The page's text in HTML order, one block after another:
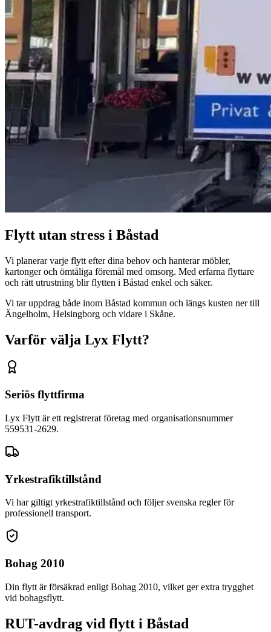
Flytt utan stress i Båstad
Vi planerar varje flytt efter dina behov och hanterar möbler,
kartonger och ömtåliga föremål med omsorg. Med erfarna flyttare
och rätt utrustning blir flytten i Båstad enkel och säker.
Vi tar uppdrag både inom Båstad kommun och längs kusten ner till
Ängelholm, Helsingborg och vidare i Skåne.
Varför välja Lyx Flytt?
Seriös flyttfirma
Lyx Flytt är ett registrerat företag med organisationsnummer
559531-2629.
Yrkestrafiktillstånd
Vi har giltigt yrkestrafiktillstånd och följer svenska regler för
professionell transport.
Bohag 2010
Din flytt är försäkrad enligt Bohag 2010, vilket ger extra trygghet
vid bohagsflytt.
RUT-avdrag vid flytt i Båstad